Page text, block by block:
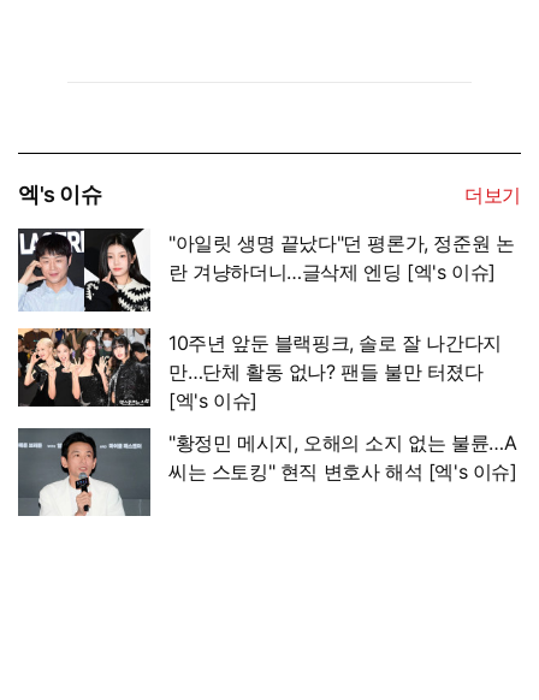
엑's 이슈
더보기
"아일릿 생명 끝났다"던 평론가, 정준원 논
란 겨냥하더니…글삭제 엔딩 [엑's 이슈]
10주년 앞둔 블랙핑크, 솔로 잘 나간다지
만…단체 활동 없나? 팬들 불만 터졌다
[엑's 이슈]
"황정민 메시지, 오해의 소지 없는 불륜…A
씨는 스토킹" 현직 변호사 해석 [엑's 이슈]